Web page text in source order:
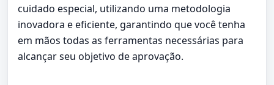
cuidado especial, utilizando uma metodologia
inovadora e eficiente, garantindo que você tenha
em mãos todas as ferramentas necessárias para
alcançar seu objetivo de aprovação.